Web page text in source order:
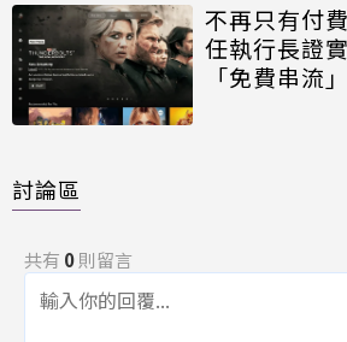
不再只有付
任執行長證
「免費串流
討論區
共有 0則留言